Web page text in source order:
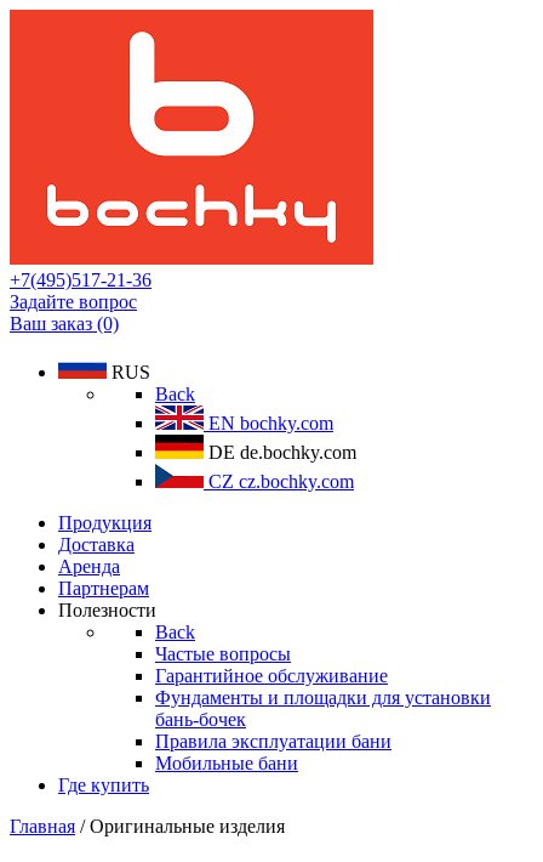
+7(495)517-21-36
Задайте вопрос
Ваш заказ (0)
RUS
Back
EN bochky.com
DE de.bochky.com
CZ cz.bochky.com
Продукция
Доставка
Аренда
Партнерам
Полезности
Back
Частые вопросы
Гарантийное обслуживание
Фундаменты и площадки для установки
бань-бочек
Правила эксплуатации бани
Мобильные бани
Где купить
Главная / Оригинальные изделия